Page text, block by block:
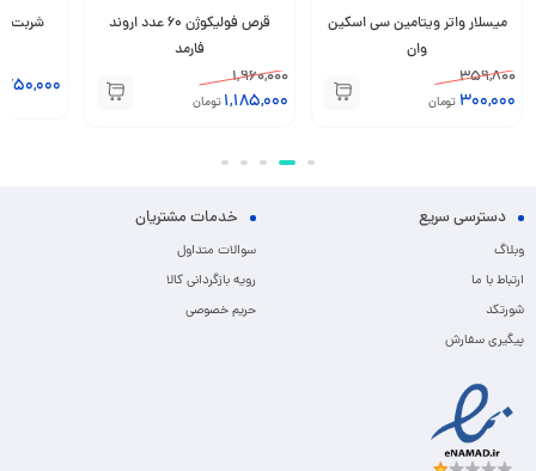
میسلار واتر ویتامین سی اسکین
وان
359,800
300,000 تومان
قرص فولیکوژن 60 عدد اروند
فارمد
1,960,000
1,185,000 تومان
دسترسی سریع
وبلاگ
ارتباط با ما
شورتکد
پیگیری سفارش
خدمات مشتریان
سوالات متداول
رویه بازگردانی کالا
حریم خصوصی